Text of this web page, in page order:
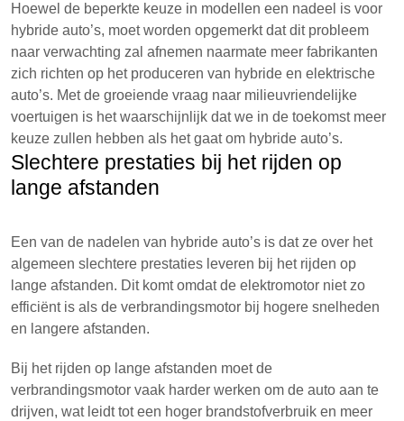
Hoewel de beperkte keuze in modellen een nadeel is voor
hybride auto’s, moet worden opgemerkt dat dit probleem
naar verwachting zal afnemen naarmate meer fabrikanten
zich richten op het produceren van hybride en elektrische
auto’s. Met de groeiende vraag naar milieuvriendelijke
voertuigen is het waarschijnlijk dat we in de toekomst meer
keuze zullen hebben als het gaat om hybride auto’s.
Slechtere prestaties bij het rijden op
lange afstanden
Een van de nadelen van hybride auto’s is dat ze over het
algemeen slechtere prestaties leveren bij het rijden op
lange afstanden. Dit komt omdat de elektromotor niet zo
efficiënt is als de verbrandingsmotor bij hogere snelheden
en langere afstanden.
Bij het rijden op lange afstanden moet de
verbrandingsmotor vaak harder werken om de auto aan te
drijven, wat leidt tot een hoger brandstofverbruik en meer